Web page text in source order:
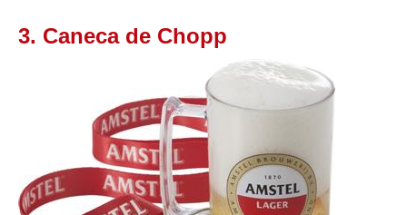
3. Caneca de Chopp